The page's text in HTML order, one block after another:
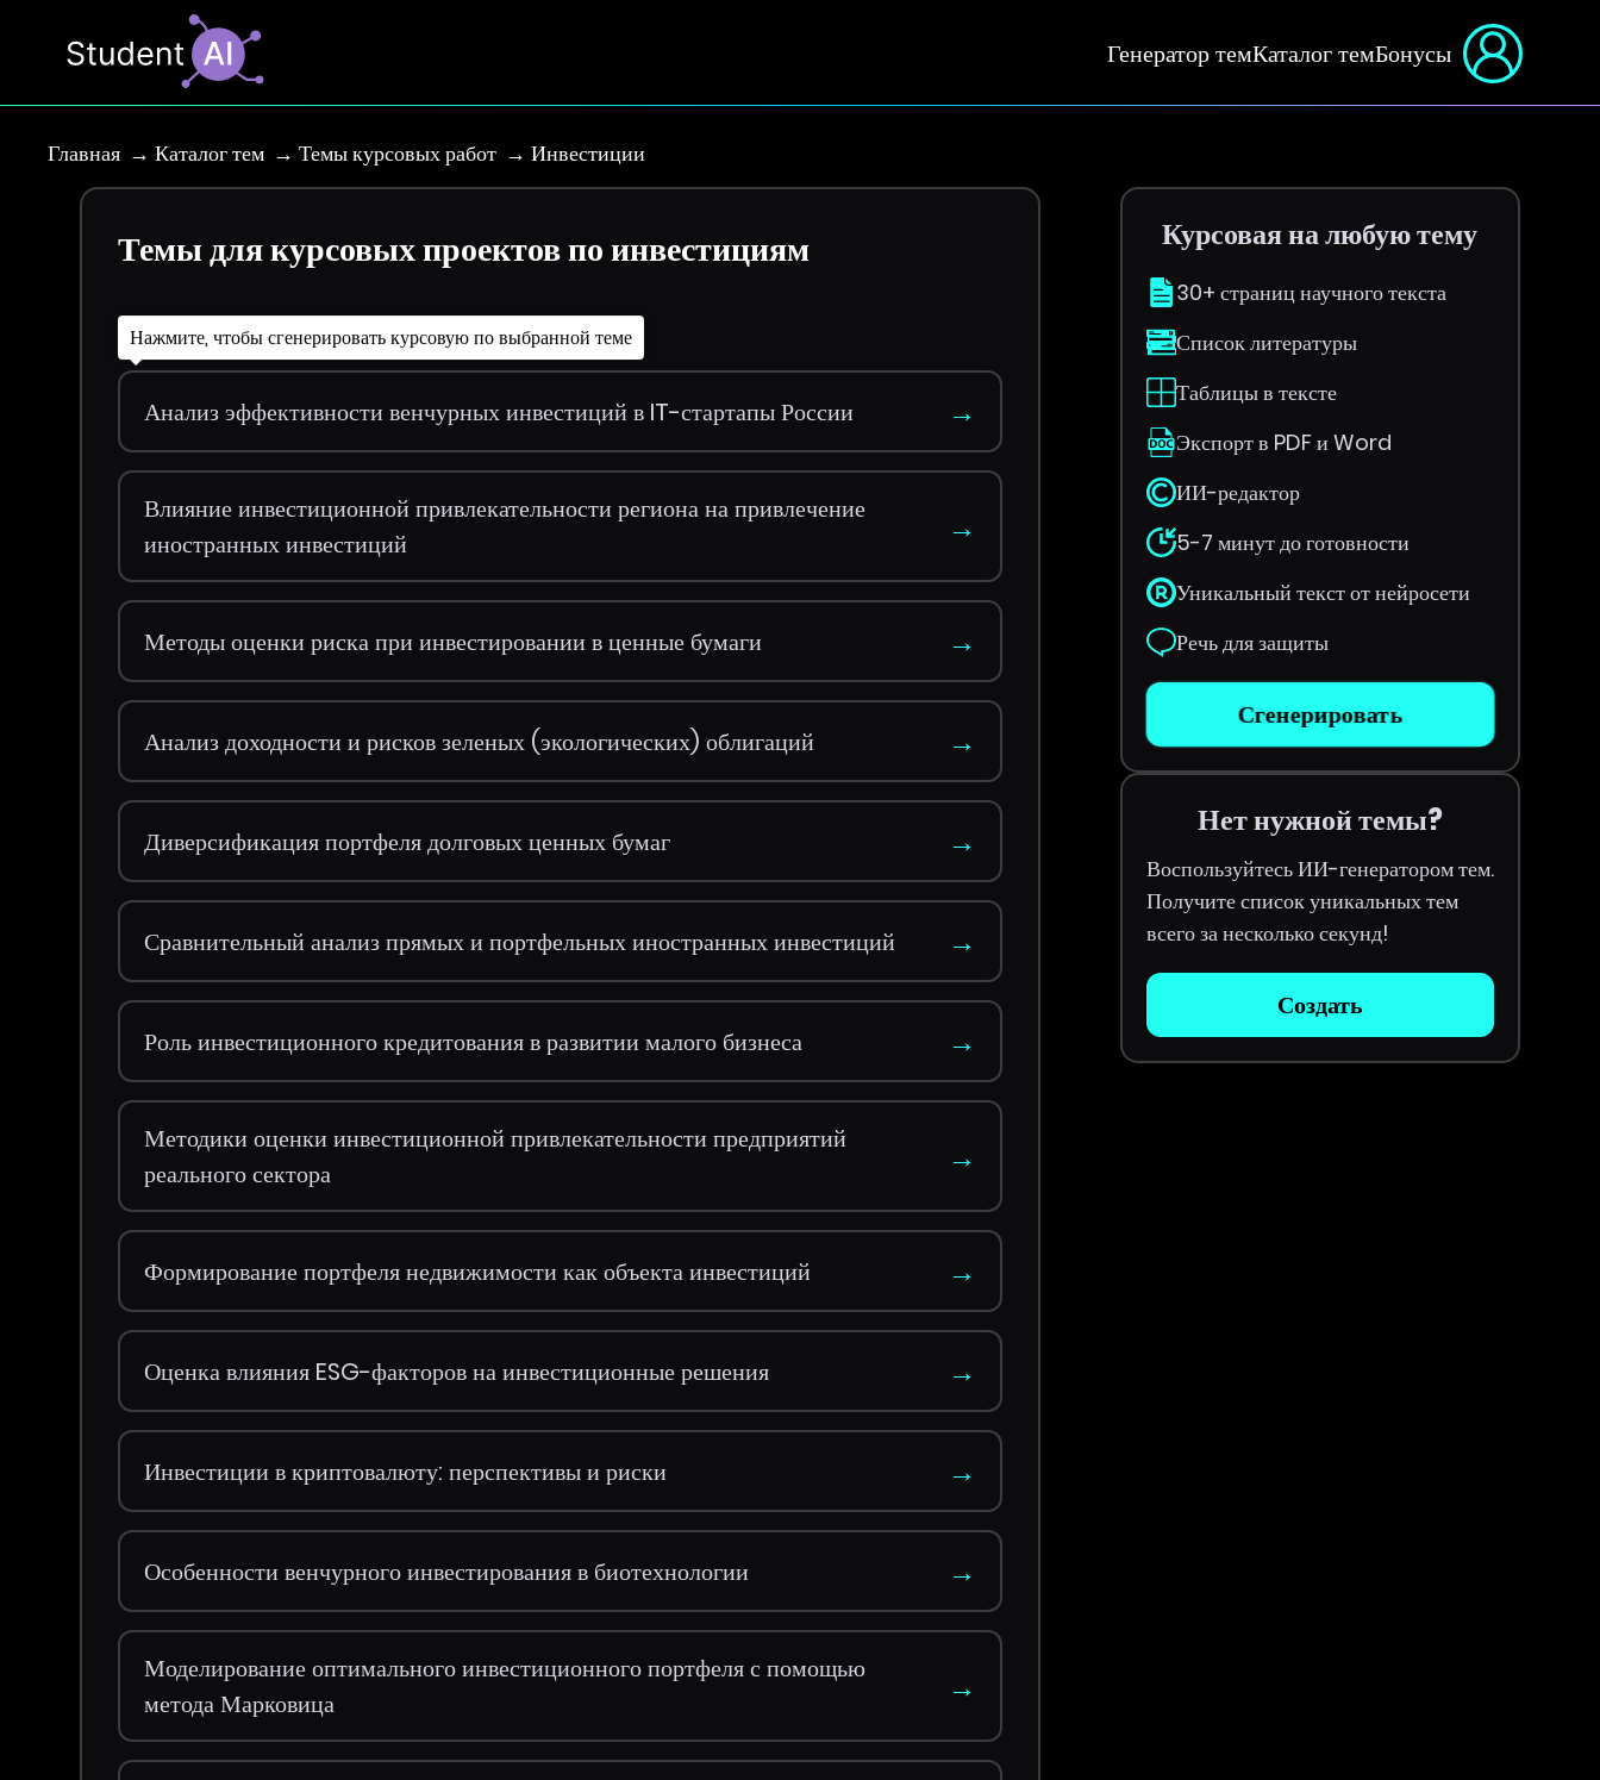
Генератор темКаталог темБонусы
Главная Каталог тем Темы курсовых работ Инвестиции
Темы для курсовых проектов по инвестициям
Нажмите, чтобы сгенерировать курсовую по выбранной теме
Анализ эффективности венчурных инвестиций в IT-стартапы России →
Влияние инвестиционной привлекательности региона на привлечение
иностранных инвестиций
→
Методы оценки риска при инвестировании в ценные бумаги →
Анализ доходности и рисков зеленых (экологических) облигаций →
Диверсификация портфеля долговых ценных бумаг →
Сравнительный анализ прямых и портфельных иностранных инвестиций →
Роль инвестиционного кредитования в развитии малого бизнеса →
Методики оценки инвестиционной привлекательности предприятий
реального сектора
→
Формирование портфеля недвижимости как объекта инвестиций →
Оценка влияния ESG-факторов на инвестиционные решения →
Инвестиции в криптовалюту: перспективы и риски →
Особенности венчурного инвестирования в биотехнологии →
Моделирование оптимального инвестиционного портфеля с помощью
метода Марковица
→
Курсовая на любую тему
30+ страниц научного текста
Список литературы
Таблицы в тексте
Экспорт в PDF и Word
ИИ-редактор
5-7 минут до готовности
Уникальный текст от нейросети
Речь для защиты
Сгенерировать
Нет нужной темы?
Воспользуйтесь ИИ-генератором тем.
Получите список уникальных тем
всего за несколько секунд!
Создать